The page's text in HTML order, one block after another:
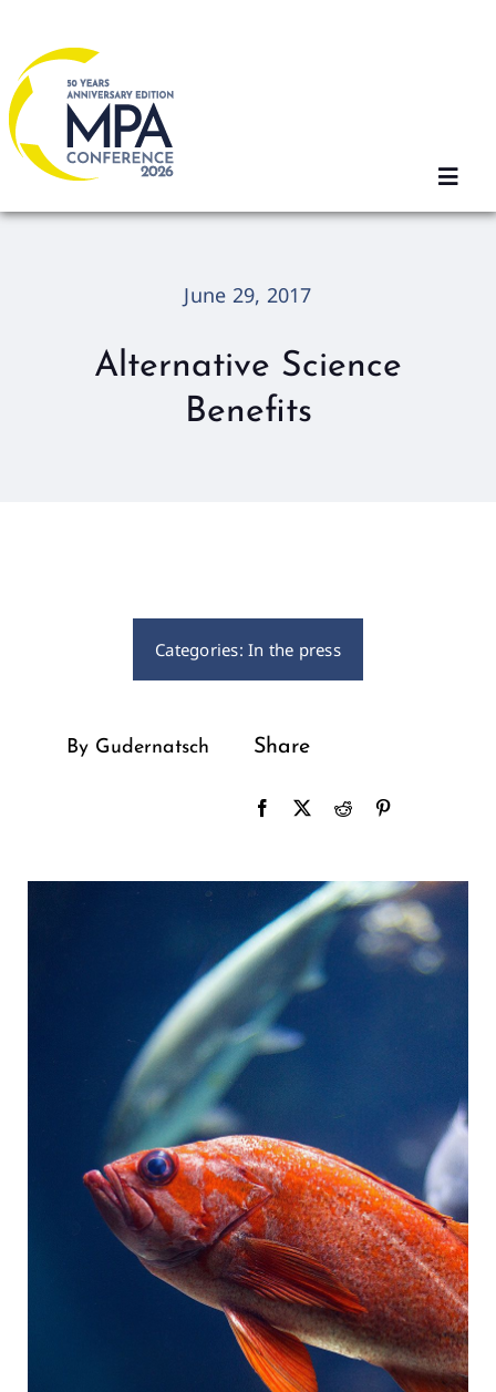
content
June 29, 2017
Alternative Science
Benefits
Categories: In the press
By Gudernatsch Share